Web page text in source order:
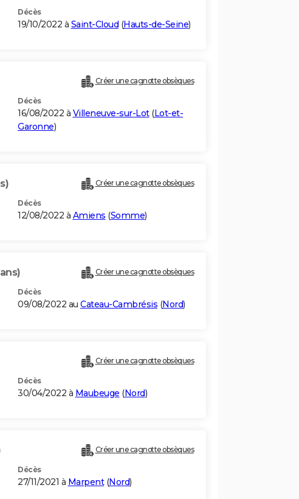
Décès
19/10/2022 à Saint-Cloud (Hauts-de-Seine)
Créer une cagnotte obsèques
Décès
16/08/2022 à Villeneuve-sur-Lot(Lot-et-
Garonne)
Créer une cagnotte obsèques
Décès
12/08/2022 à Amiens (Somme)
Créer une cagnotte obsèques
Décès
09/08/2022 au Cateau-Cambrésis (Nord)
Créer une cagnotte obsèques
Décès
30/04/2022 à Maubeuge (Nord)
Créer une cagnotte obsèques
Décès
27/11/2021 à Marpent(Nord)